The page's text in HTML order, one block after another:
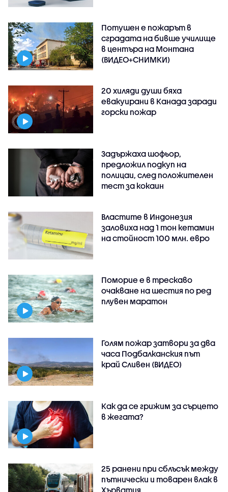
Потушен е пожарът в
сградата на бивше училище
в центъра на Монтана
(ВИДЕО+СНИМКИ)
20 хиляди души бяха
евакуирани в Канада заради
горски пожар
Задържаха шофьор,
предложил подкуп на
полицаи, след положителен
тест за кокаин
Властите в Индонезия
заловиха над 1 тон кетамин
на стойност 100 млн. евро
Поморие е в трескаво
очакване на шестия по ред
плувен маратон
Голям пожар затвори за два
часа Подбалканския път
край Сливен (ВИДЕО)
Как да се грижим за сърцето
в жегата?
25 ранени при сблъсък между
пътнически и товарен влак в